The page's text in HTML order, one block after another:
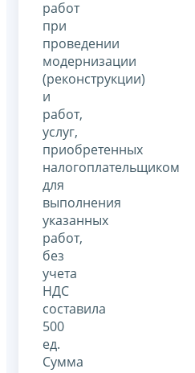
работ
при
проведении
модернизации
(реконструкции)
и
работ,
услуг,
приобретенных
налогоплательщиком
для
выполнения
указанных
работ,
без
учета
НДС
составила
500
ед.
Сумма